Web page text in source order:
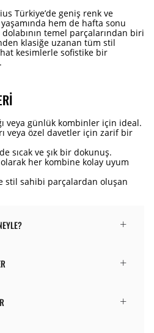
Türkiye’de geniş renk ve
hem de hafta sonu
temel parçalarından biri
klasiğe uzanan tüm stil
kesimlerle sofistike bir
veya günlük kombinler için ideal.
veya özel davetler için zarif bir
sıcak ve şık bir dokunuş.
her kombine kolay uyum
stil sahibi parçalardan oluşan